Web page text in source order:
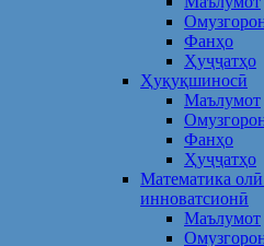
Фанҳо
Ҳуҷҷатҳо
Ҳуқуқшиносӣ
Маълумот
Фанҳо
Ҳуҷҷатҳо
Математика
инноватсионӣ
Маълумот